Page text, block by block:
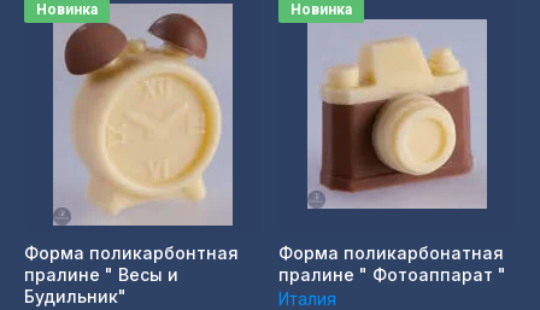
Новинка
Форма поликарбонтная
пралине " Весы и
Будильник"
Новинка
Форма поликарбонатная
пралине " Фотоаппарат "
Италия